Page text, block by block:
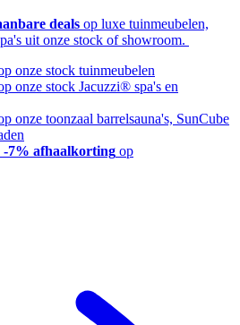
deals op luxe tuinmeubelen,
uit onze stock of showroom.
onze stock tuinmeubelen
onze stock Jacuzzi® spa's en
onze toonzaal barrelsauna's, SunCube
-7% afhaalkorting op